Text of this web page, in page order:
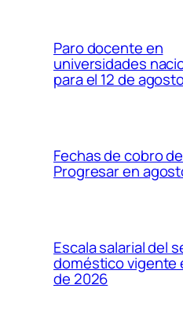
Paro docente en
universidades
para el 12 de
Fechas de cobro
Progresar en
Escala salarial del
doméstico vigente
de 2026